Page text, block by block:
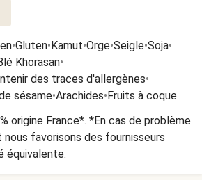
•Gluten•Kamut•Orge•Seigle•Soja•
Khorasan•
des traces d'allergènes•
sésame•Arachides•Fruits à coque
origine France*. *En cas de problème
nous favorisons des fournisseurs
équivalente.